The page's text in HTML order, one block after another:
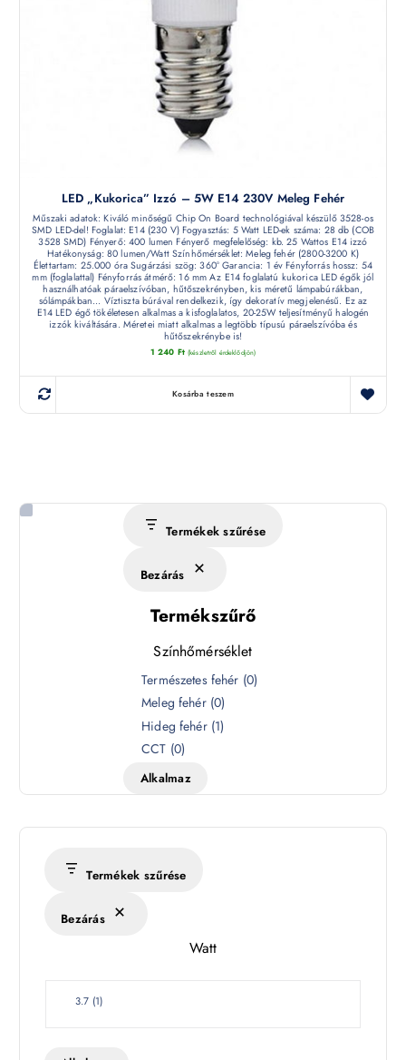
LED „kukorica” Izzó – 5W E14 230V Meleg Fehér
Műszaki adatok: Kiváló minőségű Chip On Board technológiával készülő 3528-os
SMD LED-del! Foglalat: E14 (230 V) Fogyasztás: 5 Watt LED-ek száma: 28 db (COB
3528 SMD) Fényerő: 400 lumen Fényerő megfelelőség: kb. 25 Wattos E14 izzó
Hatékonyság: 80 lumen/Watt Színhőmérséklet: Meleg fehér (2800-3200 K)
Élettartam: 25.000 óra Sugárzási szög: 360° Garancia: 1 év Fényforrás hossz: 54
mm (foglalattal) Fényforrás átmérő: 16 mm Az E14 foglalatú kukorica LED égők jól
használhatóak páraelszívóban, hűtőszekrényben, kis méretű lámpabúrákban,
sólámpákban... Víztiszta búrával rendelkezik, így dekoratív megjelenésű. Ez az
E14 LED égő tökéletesen alkalmas a kisfoglalatos, 20-25W teljesítményű halogén
izzók kiváltására. Méretei miatt alkalmas a legtöbb típusú páraelszívóba és
hűtőszekrénybe is!
1 240 Ft (készletről érdeklődjön)
Kosárba teszem
Termékek szűrése
Bezárás
Termékszűrő
Színhőmérséklet
é
s
k
Természetes fehér (0)
Meleg fehér (0)
Hideg fehér (1)
CCT (0)
Alkalmaz
Termékek szűrése
Bezárás
Watt
W3.7 (1)